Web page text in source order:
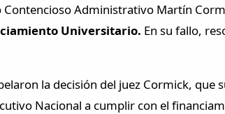
Administrativo Martín
Universitario. En su fallo,
la decisión del juez Cormick, que
Nacional a cumplir con el